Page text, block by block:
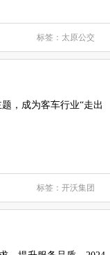
标签： 太原公交
，成为客车行业“走出
标签： 开沃集团